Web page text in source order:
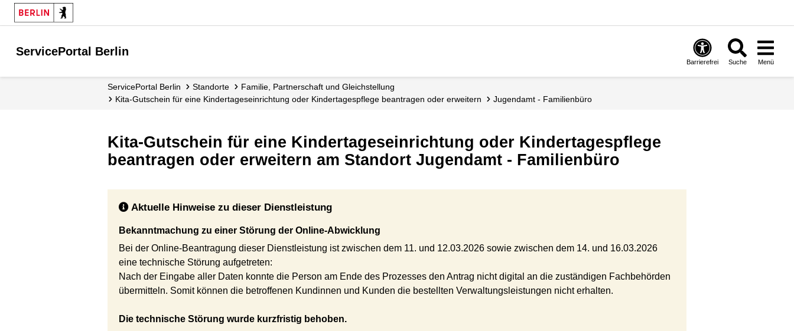
ServicePortal Berlin
Barrierefrei Suche Menü
ServicePortal Berlin Standorte
Familie, Partnerschaft und Gleichstellung
Kita-Gutschein für eine Kindertageseinrichtung oder Kindertagespflege beantragen oder erweitern
Jugendamt - Familienbüro
Kita-Gutschein für eine Kindertageseinrichtung oder Kindertagespflege
beantragen oder erweitern am Standort Jugendamt - Familienbüro
Aktuelle Hinweise zu dieser Dienstleistung
Bekanntmachung zu einer Störung der Online-Abwicklung
Bei der Online-Beantragung dieser Dienstleistung ist zwischen dem 11. und 12.03.2026 sowie zwischen dem 14. und 16.03.2026
eine technische Störung aufgetreten:
Nach der Eingabe aller Daten konnte die Person am Ende des Prozesses den Antrag nicht digital an die zuständigen Fachbehörden
übermitteln. Somit können die betroffenen Kundinnen und Kunden die bestellten Verwaltungsleistungen nicht erhalten.
Die technische Störung wurde kurzfristig behoben.